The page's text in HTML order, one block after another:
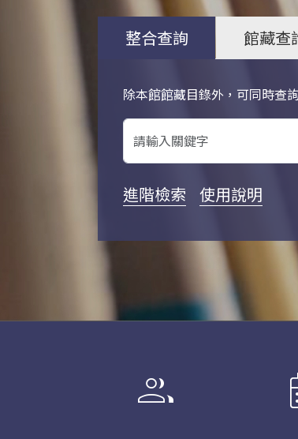
整合查詢 館藏查
除本館館藏目錄外，可同時查
關鍵字搜尋
進階檢索 使用說明
group